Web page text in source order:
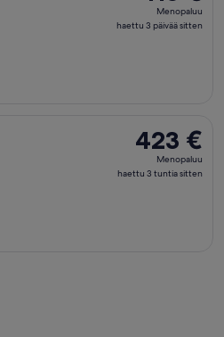
Menopaluu,
haettu
Menopaluu
haettu 3 päivää sitten
423 €
Menopaluu,
haettu
423 €
Menopaluu
haettu 3 tuntia sitten